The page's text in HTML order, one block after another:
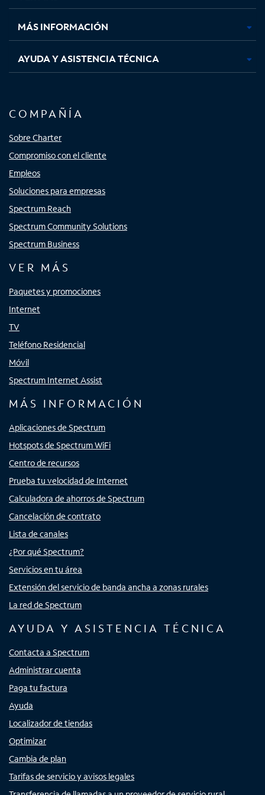
nuevanuevanuevanueva
MÁS INFORMACIÓN
AYUDA Y ASISTENCIA TÉCNICA
COMPAÑÍA
Sobre Charter
Compromiso con el cliente
Empleos
Soluciones para empresas
Spectrum Reach
Spectrum Community Solutions
Spectrum Business
VER MÁS
Paquetes y promociones
Internet
TV
Teléfono Residencial
Móvil
Spectrum Internet Assist
MÁS INFORMACIÓN
Aplicaciones de Spectrum
Hotspots de Spectrum WiFi
Centro de recursos
Prueba tu velocidad de Internet
Calculadora de ahorros de Spectrum
Cancelación de contrato
Lista de canales
¿Por qué Spectrum?
Servicios en tu área
Extensión del servicio de banda ancha a zonas rurales
La red de Spectrum
AYUDA Y ASISTENCIA TÉCNICA
Contacta a Spectrum
Administrar cuenta
Paga tu factura
Ayuda
Localizador de tiendas
Optimizar
Cambia de plan
Tarifas de servicio y avisos legales